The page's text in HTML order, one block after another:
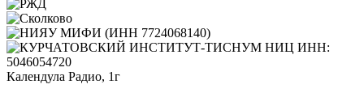
Календула Радио, 1г